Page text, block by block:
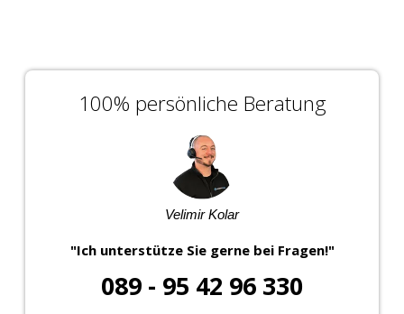
100% persönliche Beratung
Velimir Kolar
"Ich unterstütze Sie gerne bei Fragen!"
089 - 95 42 96 330